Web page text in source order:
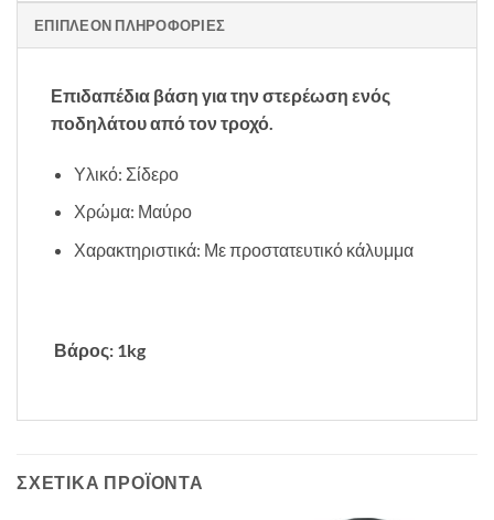
ΕΠΙΠΛΈΟΝ ΠΛΗΡΟΦΟΡΊΕΣ
Επιδαπέδια βάση για την στερέωση ενός
ποδηλάτου από τον τροχό.
Υλικό: Σίδερο
Χρώμα: Μαύρο
Χαρακτηριστικά: Με προστατευτικό κάλυμμα
Βάρος: 1kg
ΣΧΕΤΙΚΆ ΠΡΟΪΌΝΤΑ